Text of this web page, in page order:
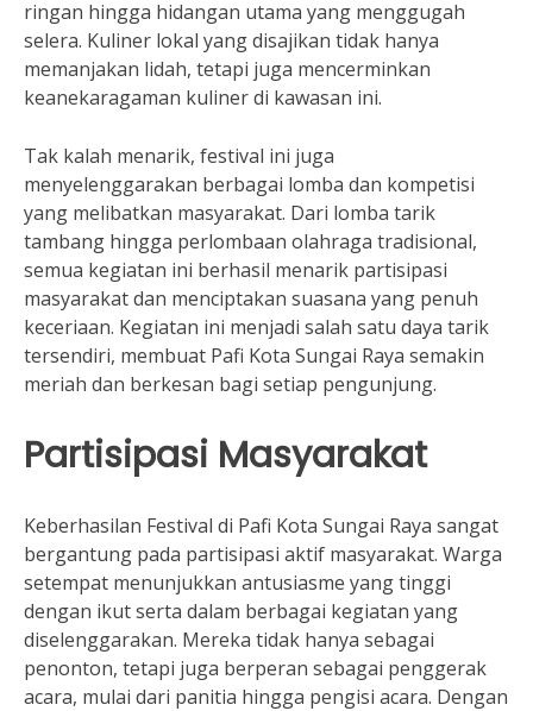
ringan hingga hidangan utama yang menggugah
selera. Kuliner lokal yang disajikan tidak hanya
memanjakan lidah, tetapi juga mencerminkan
keanekaragaman kuliner di kawasan ini.
Tak kalah menarik, festival ini juga
menyelenggarakan berbagai lomba dan kompetisi
yang melibatkan masyarakat. Dari lomba tarik
tambang hingga perlombaan olahraga tradisional,
semua kegiatan ini berhasil menarik partisipasi
masyarakat dan menciptakan suasana yang penuh
keceriaan. Kegiatan ini menjadi salah satu daya tarik
tersendiri, membuat Pafi Kota Sungai Raya semakin
meriah dan berkesan bagi setiap pengunjung.
Partisipasi Masyarakat
Keberhasilan Festival di Pafi Kota Sungai Raya sangat
bergantung pada partisipasi aktif masyarakat. Warga
setempat menunjukkan antusiasme yang tinggi
dengan ikut serta dalam berbagai kegiatan yang
diselenggarakan. Mereka tidak hanya sebagai
penonton, tetapi juga berperan sebagai penggerak
acara, mulai dari panitia hingga pengisi acara. Dengan